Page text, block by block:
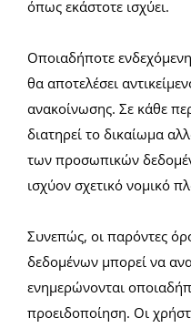
όπως εκάστοτε ισχύει.
Οποιαδήποτε
θα αποτελέσει
ανακοίνωσης. Σε κάθε
διατηρεί το δικαίωμα
των προσωπικών
ισχύον σχετικό νομικό
Συνεπώς, οι παρόντες
δεδομένων μπορεί να
ενημερώνονται
προειδοποίηση. Οι